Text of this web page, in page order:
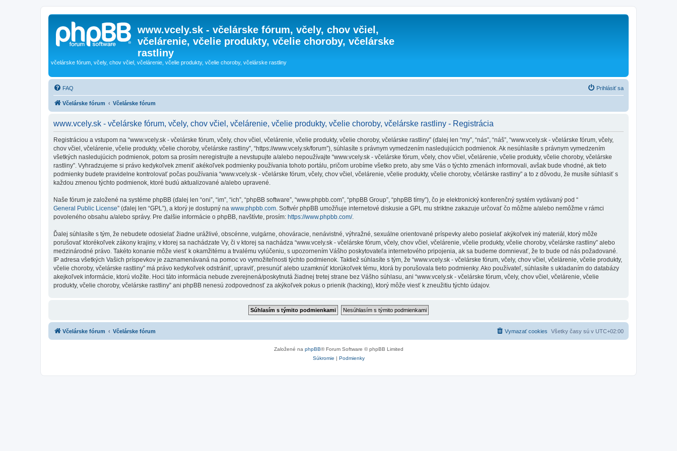
www.vcely.sk - včelárske fórum, včely, chov včiel,
včelárenie, včelie produkty, včelie choroby, včelárske
rastliny
včelárske fórum, včely, chov včiel, včelárenie, včelie produkty, včelie choroby, včelárske rastliny
FAQ Prihlásiť sa
Včelárske fórum Včelárske fórum
www.vcely.sk - včelárske fórum, včely, chov včiel, včelárenie, včelie produkty, včelie choroby, včelárske rastliny - Registrácia
Registráciou a vstupom na “www.vcely.sk - včelárske fórum, včely, chov včiel, včelárenie, včelie produkty, včelie choroby, včelárske rastliny” (ďalej len “my”, “nás”, “náš”, “www.vcely.sk - včelárske fórum, včely,
chov včiel, včelárenie, včelie produkty, včelie choroby, včelárske rastliny”, “https://www.vcely.sk/forum”), súhlasíte s právnym vymedzením nasledujúcich podmienok. Ak nesúhlasíte s právnym vymedzením
všetkých nasledujúcich podmienok, potom sa prosím neregistrujte a nevstupujte a/alebo nepoužívajte “www.vcely.sk - včelárske fórum, včely, chov včiel, včelárenie, včelie produkty, včelie choroby, včelárske
rastliny”. Vyhradzujeme si právo kedykoľvek zmeniť akékoľvek podmienky používania tohoto portálu, pričom urobíme všetko preto, aby sme Vás o týchto zmenách informovali, avšak bude vhodné, ak tieto
podmienky budete pravidelne kontrolovať počas používania “www.vcely.sk - včelárske fórum, včely, chov včiel, včelárenie, včelie produkty, včelie choroby, včelárske rastliny” a to z dôvodu, že musíte súhlasiť s
každou zmenou týchto podmienok, ktoré budú aktualizované a/alebo upravené.
Naše fórum je založené na systéme phpBB (ďalej len “oni”, “im”, “ich”, “phpBB software”, “www.phpbb.com”, “phpBB Group”, “phpBB tímy”), čo je elektronický konferenčný systém vydávaný pod “
General Public License” (ďalej len “GPL”), a ktorý je dostupný na www.phpbb.com . Softvér phpBB umožňuje internetové diskusie a GPL mu striktne zakazuje určovať čo môžme a/alebo nemôžme v rámci
povoleného obsahu a/alebo správy. Pre ďalšie informácie o phpBB, navštívte, prosím: https://www.phpbb.com/.
Ďalej súhlasíte s tým, že nebudete odosielať žiadne urážlivé, obscénne, vulgárne, ohováracie, nenávistné, výhražné, sexuálne orientované príspevky alebo posielať akýkoľvek iný materiál, ktorý môže
porušovať ktorékoľvek zákony krajiny, v ktorej sa nachádzate Vy, či v ktorej sa nachádza “www.vcely.sk - včelárske fórum, včely, chov včiel, včelárenie, včelie produkty, včelie choroby, včelárske rastliny” alebo
medzinárodné právo. Takéto konanie môže viesť k okamžitému a trvalému vylúčeniu, s upozornením Vášho poskytovateľa internetového pripojenia, ak sa budeme domnievať, že to bude od nás požadované.
IP adresa všetkých Vašich príspevkov je zaznamenávaná na pomoc vo vymožiteľnosti týchto podmienok. Taktiež súhlasíte s tým, že “www.vcely.sk - včelárske fórum, včely, chov včiel, včelárenie, včelie produkty,
včelie choroby, včelárske rastliny” má právo kedykoľvek odstrániť, upraviť, presunúť alebo uzamknúť ktorúkoľvek tému, ktorá by porušovala tieto podmienky. Ako používateľ, súhlasíte s ukladaním do databázy
akejkoľvek informácie, ktorú vložíte. Hoci táto informácia nebude zverejnená/poskytnutá žiadnej tretej strane bez Vášho súhlasu, ani “www.vcely.sk - včelárske fórum, včely, chov včiel, včelárenie, včelie
produkty, včelie choroby, včelárske rastliny” ani phpBB nenesú zodpovednosť za akýkoľvek pokus o prienik (hacking), ktorý môže viesť k zneužitiu týchto údajov.
Včelárske fórum Včelárske fórum Všetky časy sú v UTC+02:00
Vymazať cookies
Založené na phpBB® Forum Software © phpBB Limited
Súkromie | Podmienky